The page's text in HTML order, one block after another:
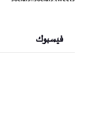
فيسبوك